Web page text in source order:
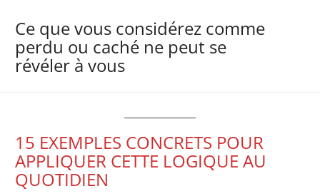
Ce que vous considérez comme
perdu ou caché ne peut se
révéler à vous
15 EXEMPLES CONCRETS POUR
APPLIQUER CETTE LOGIQUE AU
QUOTIDIEN